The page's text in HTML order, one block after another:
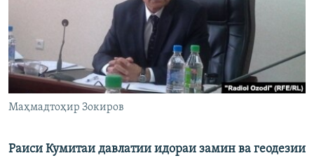
ГУЗОРИШҲОИ РАДИОӢ
Русский
ПАЙГИРӢ КУНЕД
Маҳмадтоҳир Зокиров
Раиси Кумитаи давлатии идораи замин ва геодезии